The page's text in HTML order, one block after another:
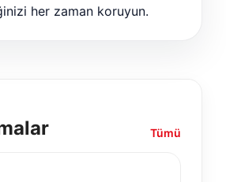
her zaman koruyun.
Tümü